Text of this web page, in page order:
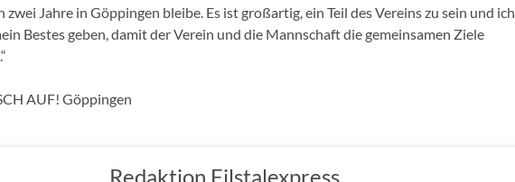
zwei Jahre in Göppingen bleibe. Es ist großartig, ein Teil des Vereins zu sein und ich
Bestes geben, damit der Verein und die Mannschaft die gemeinsamen Ziele
AUF! Göppingen
Redaktion Filstalexpress